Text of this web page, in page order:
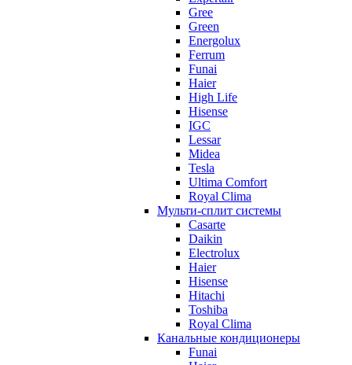
Gree
Green
Energolux
Ferrum
Funai
Haier
High Life
Hisense
IGC
Lessar
Midea
Tesla
Ultima Comfort
Royal Clima
Мульти-сплит системы
Casarte
Daikin
Electrolux
Haier
Hisense
Hitachi
Toshiba
Royal Clima
Канальные кондиционеры
Funai